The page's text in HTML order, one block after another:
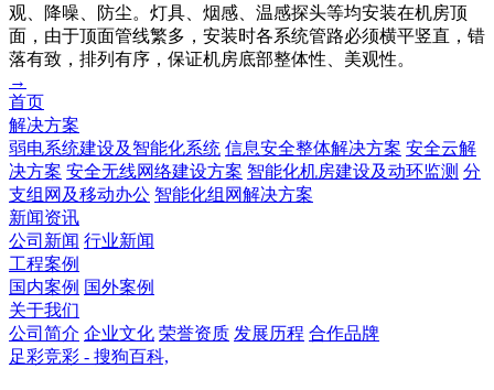
观、降噪、防尘。灯具、烟感、温感探头等均安装在机房顶
面，由于顶面管线繁多，安装时各系统管路必须横平竖直，错
落有致，排列有序，保证机房底部整体性、美观性。
→
首页
解决方案
弱电系统建设及智能化系统 信息安全整体解决方案 安全云解
决方案 安全无线网络建设方案 智能化机房建设及动环监测 分
支组网及移动办公 智能化组网解决方案
新闻资讯
公司新闻 行业新闻
工程案例
国内案例 国外案例
关于我们
公司简介 企业文化 荣誉资质 发展历程 合作品牌
足彩竞彩 - 搜狗百科,